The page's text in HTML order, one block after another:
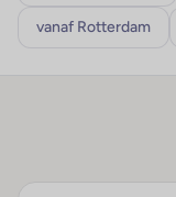
vanaf Rotterdam